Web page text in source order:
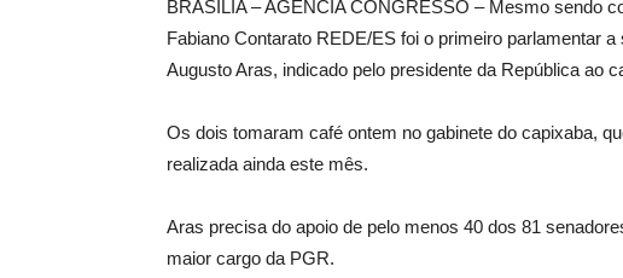
BRASÍLIA – AGÊNCIA CONGRESSO – Mesmo sendo
Fabiano Contarato REDE/ES foi o primeiro parlamentar
Augusto Aras, indicado pelo presidente da República ao
Os dois tomaram café ontem no gabinete do capixaba,
realizada ainda este mês.
Aras precisa do apoio de pelo menos 40 dos 81
maior cargo da PGR.